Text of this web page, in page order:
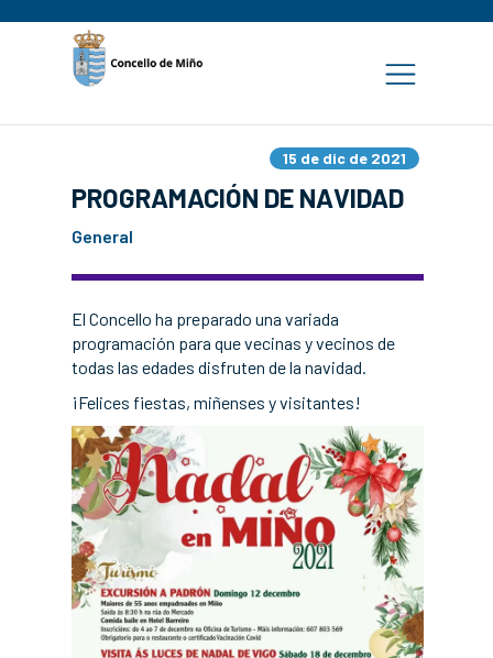
15 de dic de 2021
PROGRAMACIÓN DE NAVIDAD
General
El Concello ha preparado una variada
programación para que vecinas y vecinos de
todas las edades disfruten de la navidad.
¡Felices fiestas, miñenses y visitantes!